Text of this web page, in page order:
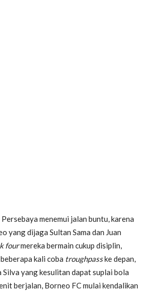
menemui jalan buntu, karena
yang dijaga Sultan Sama dan Juan
fourmereka bermain cukup disiplin,
kali coba troughpasske depan,
Silva yang kesulitan dapat suplai bola
berjalan, Borneo FC mulai kendalikan